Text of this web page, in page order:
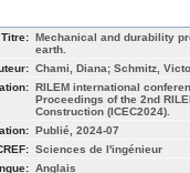
Titre: Mechanical and durability
earth.
Chami, Diana; Schmitz,
RILEM international
Proceedings of the 2nd
Construction (ICEC2024).
Publié, 2024-07
Sciences de l'ingénieur
Anglais